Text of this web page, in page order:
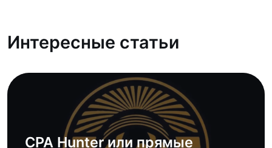
Интересные статьи
CPA Hunter или прямые